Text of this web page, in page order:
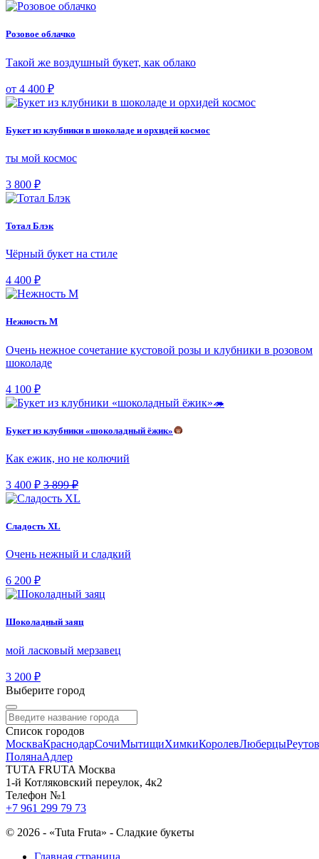
Розовое облачко
Такой же воздушный букет, как облако
от 4 400 ₽
Букет из клубники в шоколаде и орхидей космос
ты мой космос
3 800 ₽
Тотал Блэк
Чёрный букет на стиле
4 400 ₽
Нежность М
Очень нежное сочетание кустовой розы и клубники в розовом
шоколаде
4 100 ₽
Букет из клубники «шоколадный ёжик»
Как ежик, но не колючий
3 400 ₽ 3 899 ₽
Сладость XL
Очень нежный и сладкий
6 200 ₽
Шоколадный заяц
мой ласковый мерзавец
3 200 ₽
Выберите город
Список городов
МоскваКраснодарСочиМытищиХимкиКоролевЛюберцыРеутов
ПолянаАдлер
TUTA FRUTA Москва
1-й Котляковский переулок, 4к2
Телефон №1
+7 961 299 79 73
© 2026 - «Tuta Fruta» - Сладкие букеты
Главная страница